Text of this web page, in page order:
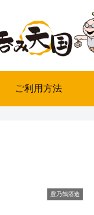
ご利用方法
豊乃鶴酒造